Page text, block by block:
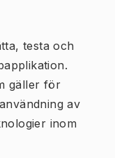
testa och
gäller för
av
inom